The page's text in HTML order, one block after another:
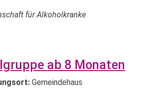
für Alkoholkranke
ab 8 Monaten
Gemeindehaus